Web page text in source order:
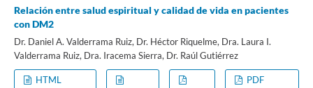
Relación entre salud espiritual y calidad de vida en pacientes
con DM2
Dr. Daniel A. Valderrama Ruiz, Dr. Héctor Riquelme, Dra. Laura I.
Valderrama Ruiz, Dra. Iracema Sierra, Dr. Raúl Gutiérrez
HTML
PDF